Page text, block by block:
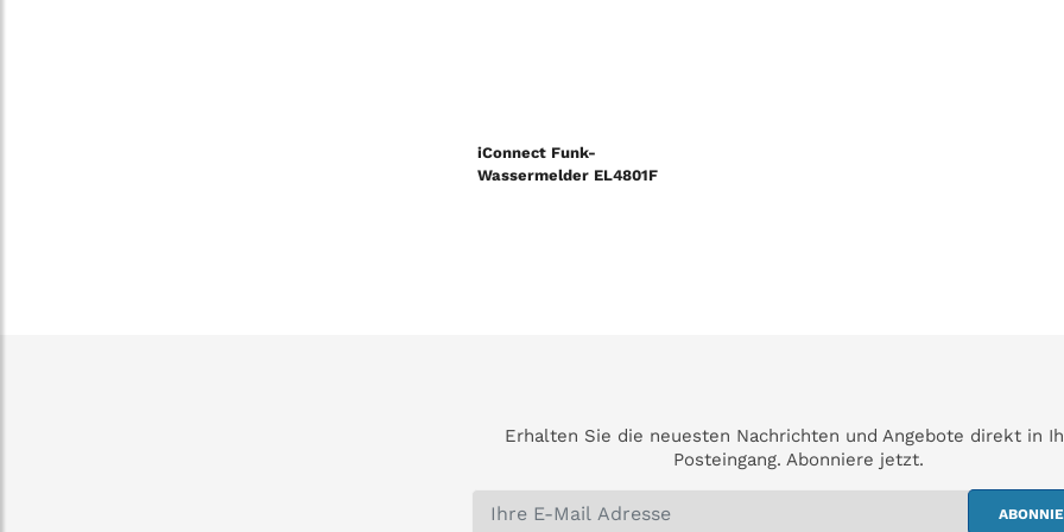
iConnect Funk-
Wassermelder EL4801F
Erhalten Sie die neuesten Nachrichten und Angebote direkt in
Posteingang. Abonniere jetzt.